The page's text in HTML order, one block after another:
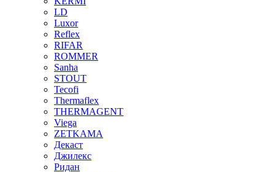
LD
Luxor
Reflex
RIFAR
ROMMER
Sanha
STOUT
Tecofi
Thermaflex
THERMAGENT
Viega
ZETKAMA
Декаст
Джилекс
Ридан